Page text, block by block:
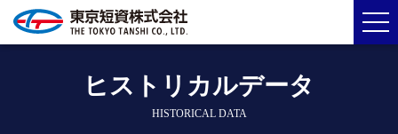
ヒストリカルデータ
HISTORICAL DATA